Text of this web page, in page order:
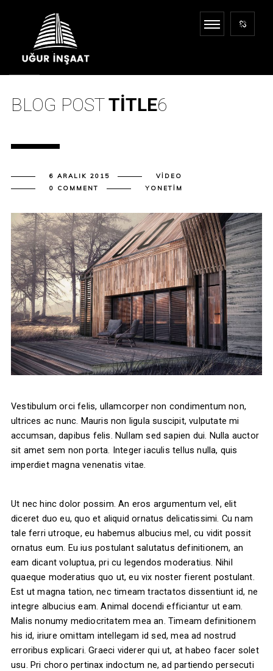
BLOG POSTTITLE6
6 ARALIK 2015
VIDEO
0 COMMENT
YONETIM
Vestibulum orci felis, ullamcorper non condimentum non,
ultrices ac nunc. Mauris non ligula suscipit, vulputate mi
accumsan, dapibus felis. Nullam sed sapien dui. Nulla auctor
sit amet sem non porta. Integer iaculis tellus nulla, quis
imperdiet magna venenatis vitae.
Ut nec hinc dolor possim. An eros argumentum vel, elit
diceret duo eu, quo et aliquid ornatus delicatissimi. Cu nam
tale ferri utroque, eu habemus albucius mel, cu vidit possit
ornatus eum. Eu ius postulant salutatus definitionem, an
eam dicant voluptua, pri cu legendos moderatius. Nihil
quaeque moderatius quo ut, eu vix noster fierent postulant.
Est ut magna tation, nec timeam tractatos dissentiunt id, ne
integre albucius eam. Animal docendi efficiantur ut eam.
Malis nonumy mediocritatem mea an. Timeam definitionem
his id, iriure omittam intellegam id sed, mea ad nostrud
erroribus explicari. Graeci viderer qui ut, at habeo facer solet
usu. Pri choro pertinax indoctum ne, ad partiendo persecuti